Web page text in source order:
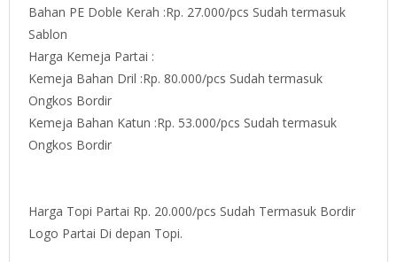
Bahan PE Doble Kerah :Rp. 27.000/pcs Sudah termasuk
Sablon
Harga Kemeja Partai :
Kemeja Bahan Dril :Rp. 80.000/pcs Sudah termasuk
Ongkos Bordir
Kemeja Bahan Katun :Rp. 53.000/pcs Sudah termasuk
Ongkos Bordir
Harga Topi Partai Rp. 20.000/pcs Sudah Termasuk Bordir
Logo Partai Di depan Topi.